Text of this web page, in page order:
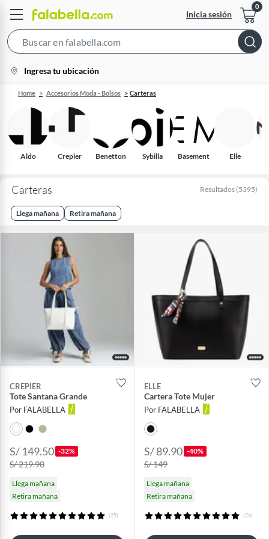
Inicia sesión
Bar
location-
icon
Ingresa tu ubicación
Home Accesorios Moda - Bolsos Carteras
Aldo Crepier Benetton Sybilla Basement Elle
Carteras Resultados (5395)
Llega mañana Retira mañana
CREPIER
Tote Santana Grande
Por FALABELLA
S/ 149.50 -32%
S/ 219.90
Llega mañana
Retira mañana
(25)
ELLE
Cartera Tote Mujer
Por FALABELLA
S/ 89.90 -40%
S/ 149
Llega mañana
Retira mañana
(26)